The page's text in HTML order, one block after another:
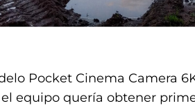
Pocket Cinema Camera
equipo quería obtener